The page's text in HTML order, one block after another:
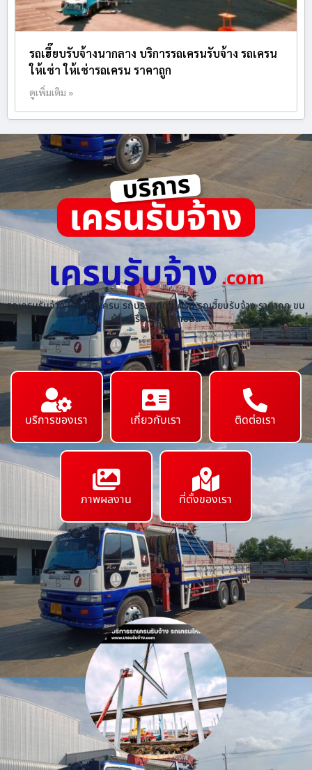
รถเฮี๊ยบรับจ้างนากลาง บริการรถเครนรับจ้าง รถเครน
ให้เช่า ให้เช่ารถเครน ราคาถูก
ดูเพิ่มเติม »
เครนรับจ้าง.com
รถเครนรับจ้าง ให้เช่ารถเครน รถบรรทุกติดเครน รถเฮี๊ยบรับจ้าง ราคาถูก ขน
ย้ายเครื่องจักร ทุกชนิด
บริการของเรา เกี่ยวกับเรา ติดต่อเรา
ภาพผลงาน ที่ตั้งของเรา